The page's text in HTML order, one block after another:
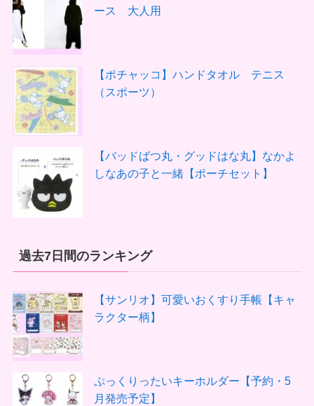
ース 大人用
【ポチャッコ】ハンドタオル テニス
（スポーツ）
【バッドばつ丸・グッドはな丸】なかよ
しなあの子と一緒【ポーチセット】
過去7日間のランキング
【サンリオ】可愛いおくすり手帳【キャ
ラクター柄】
ぷっくりったいキーホルダー【予約・5
月発売予定】